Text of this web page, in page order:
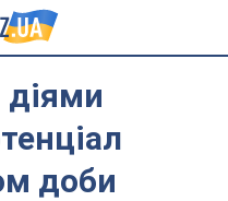
доби